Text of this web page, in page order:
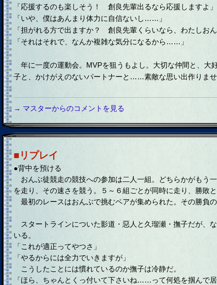
「応援するのも楽しそう！ 創良先輩出るなら応援しますよ」
「いや、僕はあんまり体力に自信ないし……」
「担がれる方で出ますか？ 創良先輩くらいなら、わたしお
「それはそれで、なんか複雑な気分になるから……」
年に一度の運動会。MVPを狙うもよし。大切な仲間と、大
子と、かけがえのないパートナーと……素敵な思い出作りま
→ マスターからのコメントを見る
■リプレイ
●背中を預ける
おんぶ徒競走の競技への参加は二人一組。どちらかがもう
を走り、その速さを競う。５～６組ごとが同時に走り、勝敗
最初のレースはおんぶで挑むペアが集められた。その勝負
スタートラインについた影道・惡人と久瑠瀬・撫子だが、
いる。
「これが適正ってやつさ」
「やるからには全力でいきますが」
こうしたことには慣れているのか撫子は冷静だ。
「ほら、ちゃんとくっ付いて下さいね……って何処を掴んで